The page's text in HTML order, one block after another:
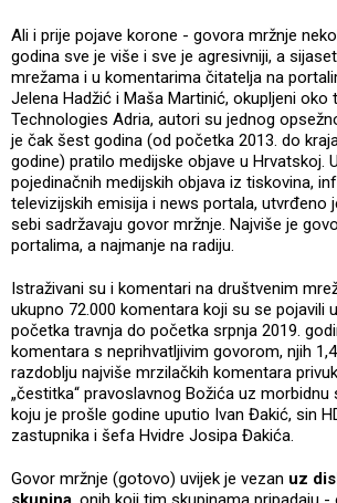
Ali i prije pojave korone - govora mržnje
godina sve je više i sve je agresivniji, a
mrežama i u komentarima čitatelja na
Jelena Hadžić i Maša Martinić, okupljeni oko
Technologies Adria, autori su jednog
je čak šest godina (od početka 2013. do
godine) pratilo medijske objave u Hrvatskoj.
pojedinačnih medijskih objava iz tiskovina,
televizijskih emisija i news portala, utvrđeno
sebi sadržavaju govor mržnje. Najviše je
portalima, a najmanje na radiju.
Istraživani su i komentari na društvenim
ukupno 72.000 komentara koji su se pojavili
početka travnja do početka srpnja 2019.
komentara s neprihvatljivim govorom, njih
razdoblju najviše mrzilačkih komentara
„čestitka“ pravoslavnog Božića uz morbidnu
koju je prošle godine uputio Ivan Đakić, sin
zastupnika i šefa Hvidre Josipa Đakića.
Govor mržnje (gotovo) uvijek je vezan uz